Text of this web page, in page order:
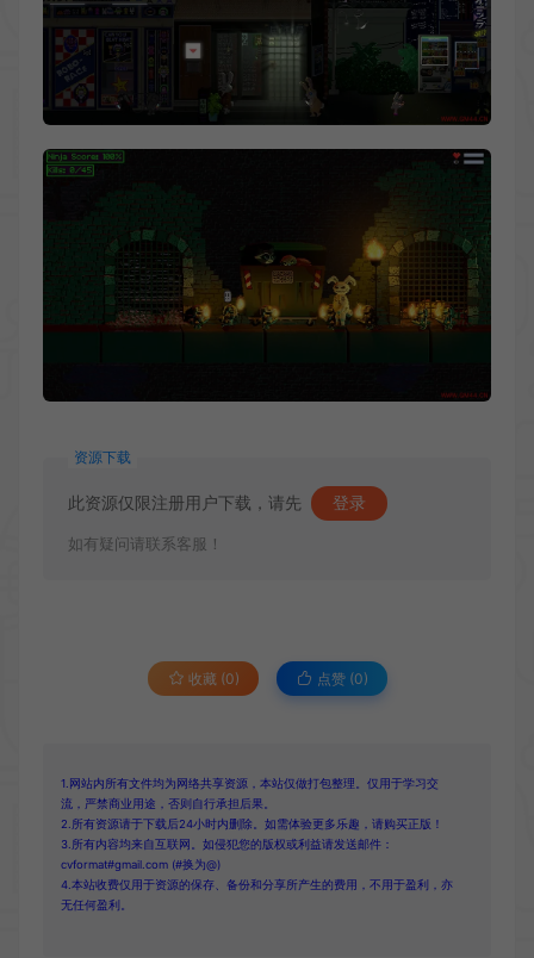
资源下载
此资源仅限注册用户下载，请先 登录
如有疑问请联系客服！
收藏 (0) 点赞 (0)
1.网站内所有文件均为网络共享资源，本站仅做打包整理。仅用于学习交
流，严禁商业用途，否则自行承担后果。
2.所有资源请于下载后24小时内删除。如需体验更多乐趣，请购买正版！
3.所有内容均来自互联网。如侵犯您的版权或利益请发送邮件：
cvformat#gmail.com (#换为@)
4.本站收费仅用于资源的保存、备份和分享所产生的费用，不用于盈利，亦
无任何盈利。